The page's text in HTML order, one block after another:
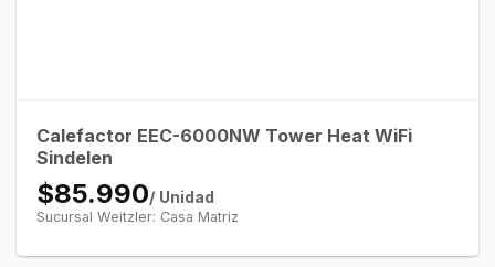
Calefactor EEC-6000NW Tower Heat WiFi
Sindelen
$85.990/ Unidad
Sucursal Weitzler: Casa Matriz